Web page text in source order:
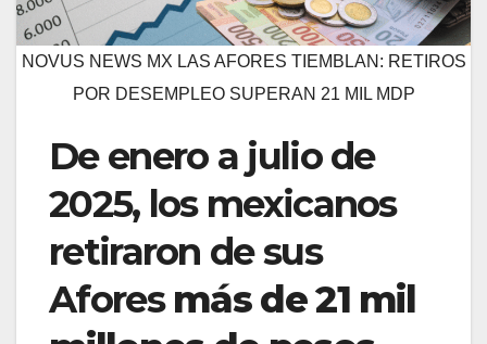
NOVUS NEWS MX LAS AFORES TIEMBLAN: RETIROS
POR DESEMPLEO SUPERAN 21 MIL MDP
De enero a julio de
2025, los mexicanos
retiraron de sus
Aforesmás de 21 mil